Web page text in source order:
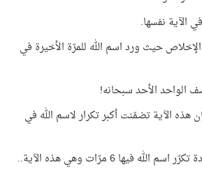
حيث ورد اسم الله للمرّة الأخيرة في
الواحد الأحد سبحانه!
الآية تضمّنت أكبر تكرار لاسم الله في
فيها 6 مرّات وهي هذه الآية..